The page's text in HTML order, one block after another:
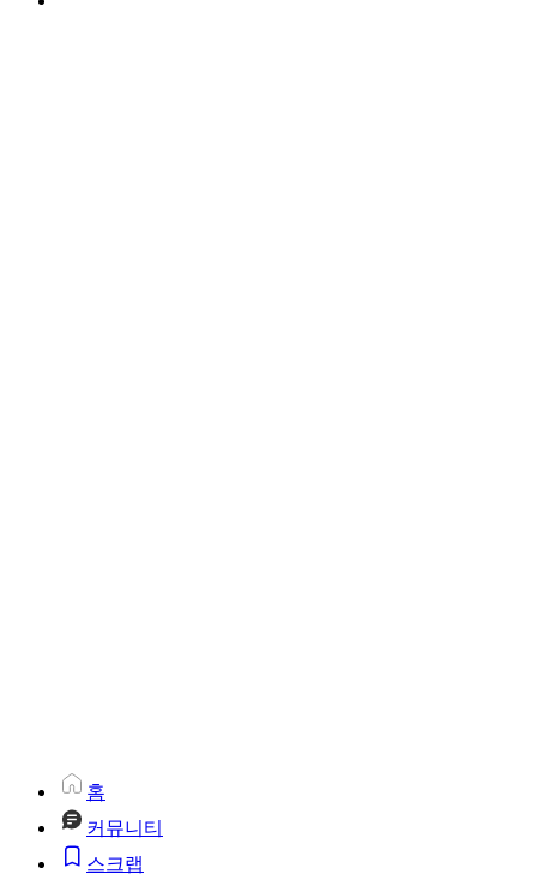
홈
커뮤니티
스크랩